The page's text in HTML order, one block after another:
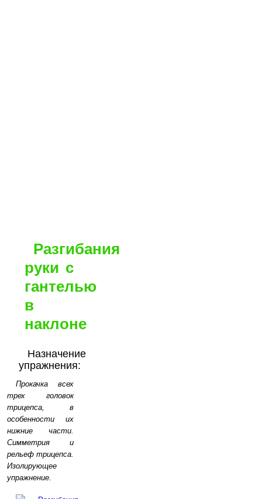
Разгибания
руки с
гантелью
в
наклоне
Назначение
упражнения:
Прокачка всех
трех головок
трицепса, в
особенности их
нижние части.
Симметрия и
рельеф трицепса.
Изолирующее
упражнение.